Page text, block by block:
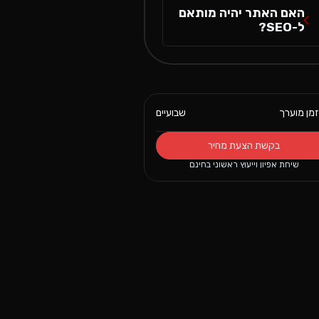
האם האתר יהיה מותאם
ל-SEO?
זמן מוערך שבועיים
בקשת הצעת מחיר
שיחת אפיון וייעוץ ראשוני בחינם